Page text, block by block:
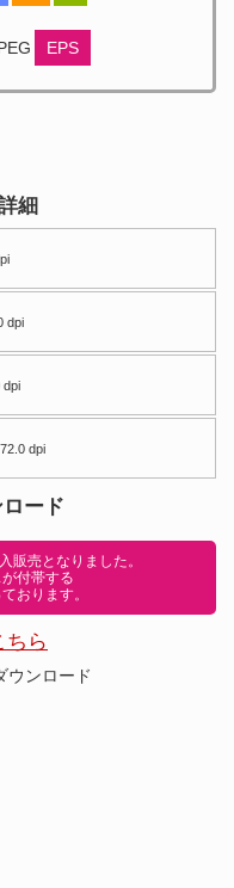
EPS
細
dpi
dpi
dpi
ード
販売となりました。
付帯する
おります。
ちら
ウンロード